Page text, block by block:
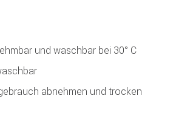
und waschbar bei 30° C
abnehmen und trocken